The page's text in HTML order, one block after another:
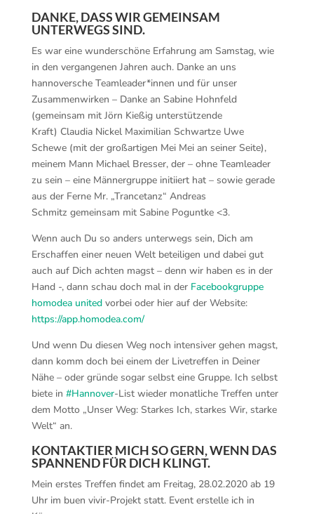
DANKE, DASS WIR GEMEINSAM
UNTERWEGS SIND.
Es war eine wunderschöne Erfahrung am Samstag, wie
in den vergangenen Jahren auch. Danke an uns
hannoversche Teamleader*innen und für unser
Zusammenwirken – Danke an Sabine Hohnfeld
(gemeinsam mit Jörn Kießig unterstützende
Kraft) Claudia Nickel Maximilian Schwartze Uwe
Schewe (mit der großartigen Mei Mei an seiner Seite),
meinem Mann Michael Bresser, der – ohne Teamleader
zu sein – eine Männergruppe initiiert hat – sowie gerade
aus der Ferne Mr. „Trancetanz“ Andreas
Schmitz gemeinsam mit Sabine Poguntke <3.
Wenn auch Du so anders unterwegs sein, Dich am
Erschaffen einer neuen Welt beteiligen und dabei gut
auch auf Dich achten magst – denn wir haben es in der
Hand -, dann schau doch mal in der Facebookgruppe
homodea unitedvorbei oder hier auf der Website:
https://app.homodea.com/
Und wenn Du diesen Weg noch intensiver gehen magst,
dann komm doch bei einem der Livetreffen in Deiner
Nähe – oder gründe sogar selbst eine Gruppe. Ich selbst
biete in #Hannover-List wieder monatliche Treffen unter
dem Motto „Unser Weg: Starkes Ich, starkes Wir, starke
Welt“ an.
KONTAKTIER MICH SO GERN, WENN DAS
SPANNEND FÜR DICH KLINGT.
Mein erstes Treffen findet am Freitag, 28.02.2020 ab 19
Uhr im buen vivir-Projekt statt. Event erstelle ich in